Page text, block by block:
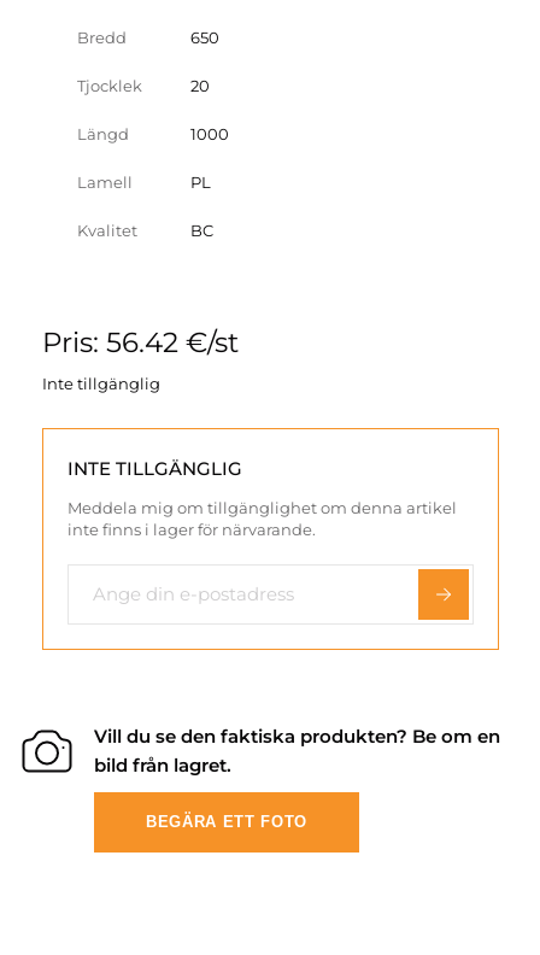
Bredd 650
Tjocklek 20
Längd 1000
Lamell PL
Kvalitet BC
Pris: 56.42 €/st
Inte tillgänglig
INTE TILLGÄNGLIG
Meddela mig om tillgänglighet om denna artikel
inte finns i lager för närvarande.
Vill du se den faktiska produkten? Be om en
bild från lagret.
BEGÄRA ETT FOTO